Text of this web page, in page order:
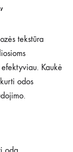
tekstūra
Kaukė
odos